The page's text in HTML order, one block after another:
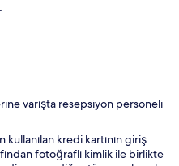
varışta resepsiyon personeli
kullanılan kredi kartının giriş
fotoğraflı kimlik ile birlikte